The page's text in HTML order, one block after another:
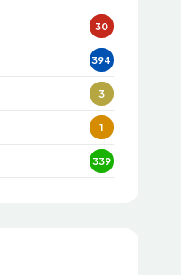
30
394
3
1
339